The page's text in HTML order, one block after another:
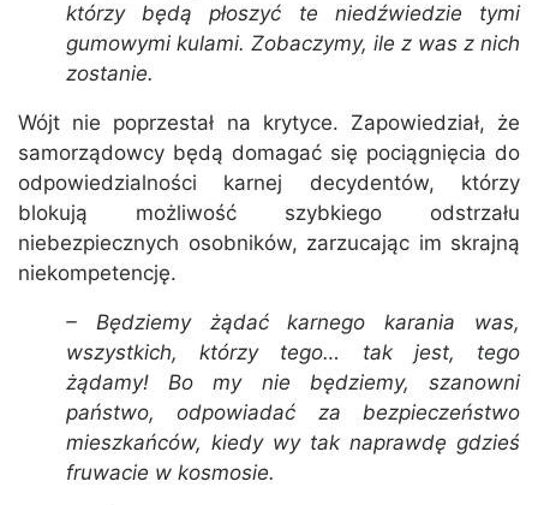
którzy będą płoszyć te niedźwiedzie tymi
gumowymi kulami. Zobaczymy, ile z was z nich
zostanie.
Wójt nie poprzestał na krytyce. Zapowiedział, że
samorządowcy będą domagać się pociągnięcia do
odpowiedzialności karnej decydentów, którzy
blokują możliwość szybkiego odstrzału
niebezpiecznych osobników, zarzucając im skrajną
niekompetencję.
– Będziemy żądać karnego karania was,
wszystkich, którzy tego… tak jest, tego
żądamy! Bo my nie będziemy, szanowni
państwo, odpowiadać za bezpieczeństwo
mieszkańców, kiedy wy tak naprawdę gdzieś
fruwacie w kosmosie.